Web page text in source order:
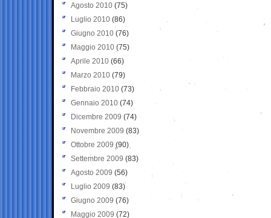
Agosto 2010 (75)
Luglio 2010 (86)
Giugno 2010 (76)
Maggio 2010 (75)
Aprile 2010 (66)
Marzo 2010 (79)
Febbraio 2010 (73)
Gennaio 2010 (74)
Dicembre 2009 (74)
Novembre 2009 (83)
Ottobre 2009 (90)
Settembre 2009 (83)
Agosto 2009 (56)
Luglio 2009 (83)
Giugno 2009 (76)
Maggio 2009 (72)